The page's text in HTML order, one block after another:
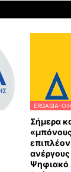
ERGASIA-
Σήμερα
Ψηφιακό